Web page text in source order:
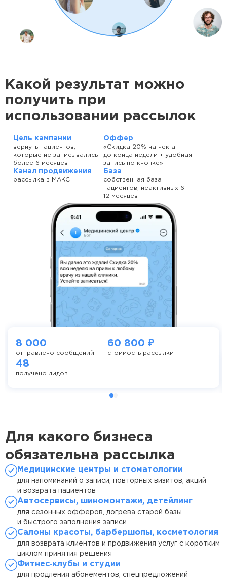
Какой результат можно
получить при
использовании рассылок
Цель кампании
вернуть пациентов,
которые не записывались
более 6 месяцев
Оффер
«Скидка 20% на чек‑ап
до конца недели + удобная
запись по кнопке»
Канал продвижения
рассылка в МАКС
База
собственная база
пациентов, неактивных 6–
12 месяцев
8 000
отправлено сообщений
60 800 ₽
стоимость рассылки
48
получено лидов
Для какого бизнеса
обязательна рассылка
Медицинские центры и стоматологии
для напоминаний о записи, повторных визитов, акций
и возврата пациентов
Автосервисы, шиномонтажи, детейлинг
для сезонных офферов, догрева старой базы
и быстрого заполнения записи
Салоны красоты, барбершопы, косметология
для возврата клиентов и продвижения услуг с коротким
циклом принятия решения
Фитнес‑клубы и студии
для продления абонементов, спецпредложений